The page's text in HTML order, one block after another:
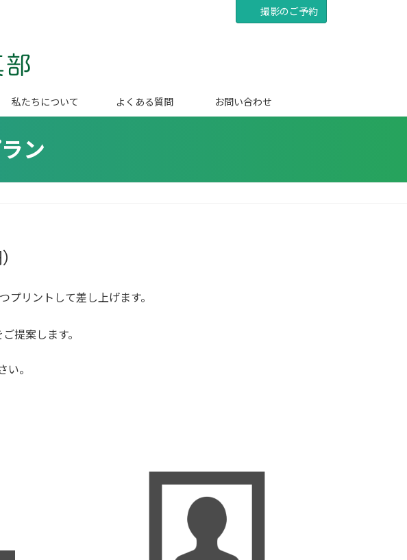
撮影のご予約
私たちについて よくある質問 お問い合わせ
ン
リントして差し上げます。
提案します。
。